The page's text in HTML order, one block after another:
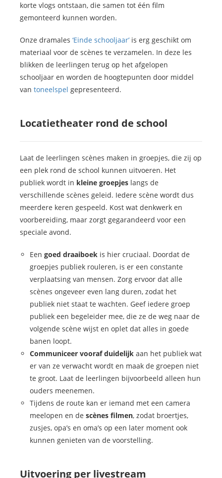
korte vlogs ontstaan, die samen tot één film
gemonteerd kunnen worden.
Onze dramales ‘Einde schooljaar’ is erg geschikt om
materiaal voor de scènes te verzamelen. In deze les
blikken de leerlingen terug op het afgelopen
schooljaar en worden de hoogtepunten door middel
van toneelspel gepresenteerd.
Locatietheater rond de school
Laat de leerlingen scènes maken in groepjes, die zij op
een plek rond de school kunnen uitvoeren. Het
publiek wordt in kleine groepjes langs de
verschillende scènes geleid. Iedere scène wordt dus
meerdere keren gespeeld. Kost wat denkwerk en
voorbereiding, maar zorgt gegarandeerd voor een
speciale avond.
Een goed draaiboek is hier cruciaal. Doordat de
groepjes publiek rouleren, is er een constante
verplaatsing van mensen. Zorg ervoor dat alle
scènes ongeveer even lang duren, zodat het
publiek niet staat te wachten. Geef iedere groep
publiek een begeleider mee, die ze de weg naar de
volgende scène wijst en oplet dat alles in goede
banen loopt.
Communiceer vooraf duidelijk aan het publiek wat
er van ze verwacht wordt en maak de groepen niet
te groot. Laat de leerlingen bijvoorbeeld alleen hun
ouders meenemen.
Tijdens de route kan er iemand met een camera
meelopen en de scènes filmen, zodat broertjes,
zusjes, opa’s en oma’s op een later moment ook
kunnen genieten van de voorstelling.
Uitvoering per livestream